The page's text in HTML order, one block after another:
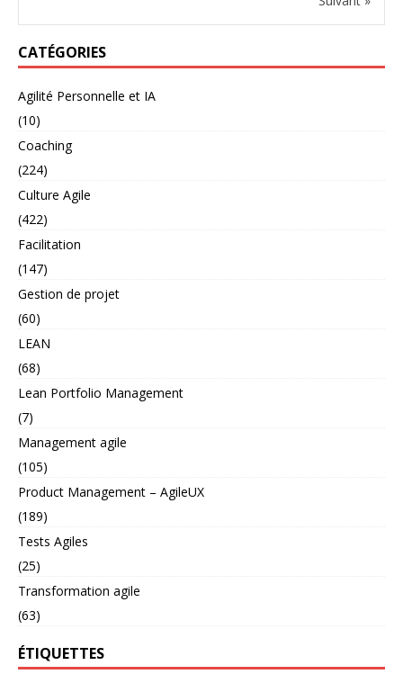
CATÉGORIES
Agilité Personnelle et IA
(10)
Coaching
(224)
Culture Agile
(422)
Facilitation
(147)
Gestion de projet
(60)
LEAN
(68)
Lean Portfolio Management
(7)
Management agile
(105)
Product Management – AgileUX
(189)
Tests Agiles
(25)
Transformation agile
(63)
ÉTIQUETTES